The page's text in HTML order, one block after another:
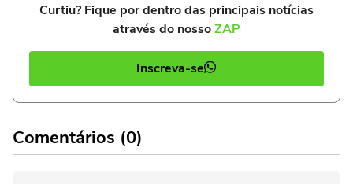
Curtiu? Fique por dentro das principais notícias
através do nossoZAP
Inscreva-se
Comentários (0)